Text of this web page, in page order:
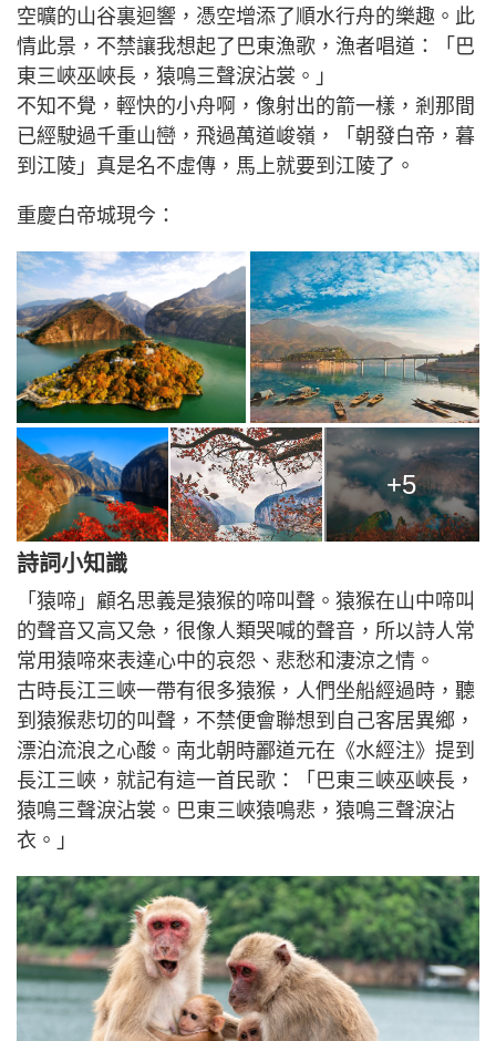
空曠的山谷裏迴響，憑空增添了順水行舟的樂趣。此
情此景，不禁讓我想起了巴東漁歌，漁者唱道：「巴
東三峽巫峽長，猿鳴三聲淚沾裳。」
不知不覺，輕快的小舟啊，像射出的箭一樣，剎那間
已經駛過千重山巒，飛過萬道峻嶺，「朝發白帝，暮
到江陵」真是名不虛傳，馬上就要到江陵了。
重慶白帝城現今：
+5
詩詞小知識
「猿啼」顧名思義是猿猴的啼叫聲。猿猴在山中啼叫
的聲音又高又急，很像人類哭喊的聲音，所以詩人常
常用猿啼來表達心中的哀怨、悲愁和淒涼之情。
古時長江三峽一帶有很多猿猴，人們坐船經過時，聽
到猿猴悲切的叫聲，不禁便會聯想到自己客居異鄉，
漂泊流浪之心酸。南北朝時酈道元在《水經注》提到
長江三峽，就記有這一首民歌：「巴東三峽巫峽長，
猿鳴三聲淚沾裳。巴東三峽猿鳴悲，猿鳴三聲淚沾
衣。」